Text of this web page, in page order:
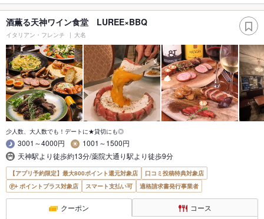
酒薫る天神ワイン食堂 LUREE×BBQ
イタリアン・フレンチ 大名
少人数、大人数でも！デートに★貸切にも◎
3001～4000円
1001～1500円
天神駅より徒歩約13分/薬院大通り駅より徒歩9分
【アプリ予約限定】最大800ポイント還元対象店
口コミ投稿特典対象店
ポイントプラス対象店
スマート支払い可 適格請求書発行事業者
クーポン コース